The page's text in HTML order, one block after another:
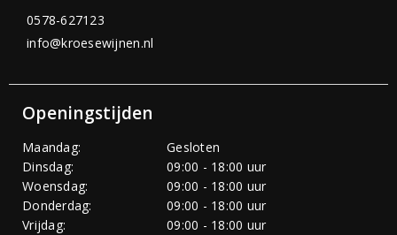
0578-627123
info@kroesewijnen.nl
Openingstijden
Maandag:
Gesloten
Dinsdag:
09:00 - 18:00 uur
Woensdag:
09:00 - 18:00 uur
Donderdag:
09:00 - 18:00 uur
Vrijdag:
09:00 - 18:00 uur